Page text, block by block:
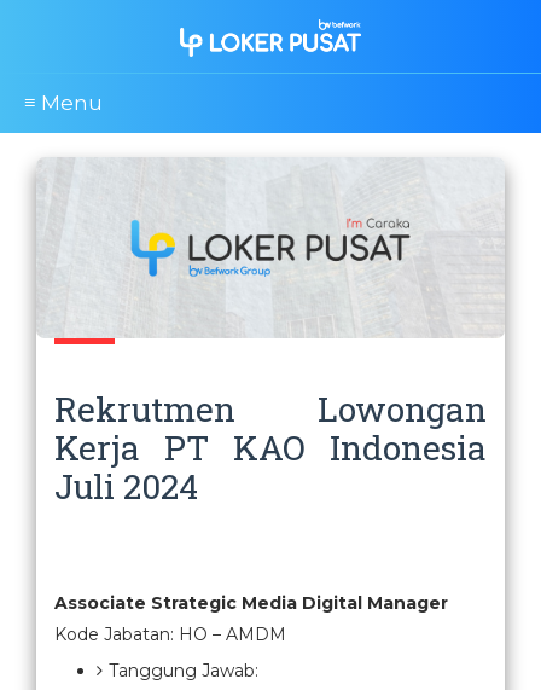
≡ Menu
Rekrutmen Lowongan
Kerja PT KAO Indonesia
Juli 2024
Associate Strategic Media Digital Manager
Kode Jabatan: HO – AMDM
Tanggung Jawab: